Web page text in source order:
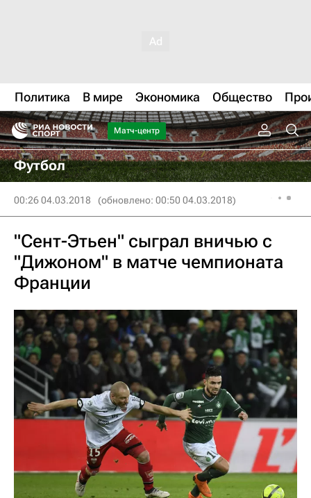
Политика В мире Экономика Общество
Матч-центр
Футбол
00:26 04.03.2018 (обновлено: 00:50 04.03.2018)
"Сент-Этьен" сыграл вничью с
"Дижоном" в матче чемпионата
Франции